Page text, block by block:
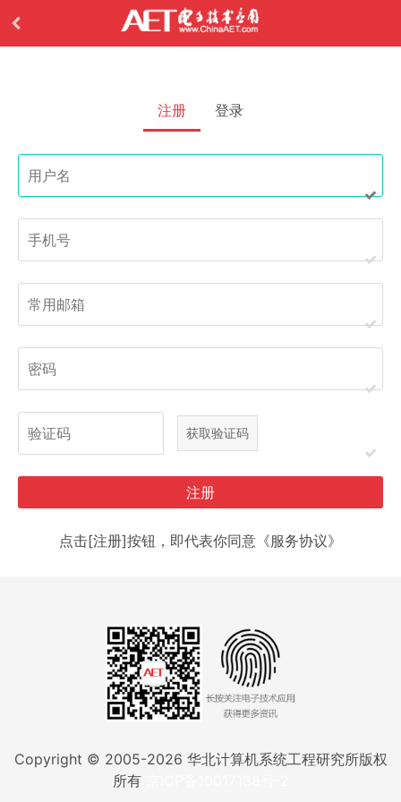
注册 登录
注册
点击[注册]按钮，即代表你同意《服务协议》
Copyright © 2005-2026 华北计算机系统工程研究所版权
所有